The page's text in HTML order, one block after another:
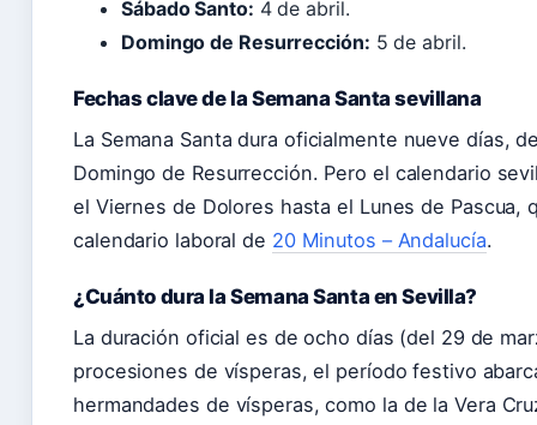
Sábado Santo: 4 de abril.
Domingo de Resurrección: 5 de abril.
Fechas clave de la Semana Santa sevillana
La Semana Santa dura oficialmente nueve días,
Domingo de Resurrección. Pero el calendario
el Viernes de Dolores hasta el Lunes de Pascua,
calendario laboral de 20 Minutos – Andalucía.
¿Cuánto dura la Semana Santa en Sevilla?
La duración oficial es de ocho días (del 29 de
procesiones de vísperas, el período festivo
hermandades de vísperas, como la de la Vera